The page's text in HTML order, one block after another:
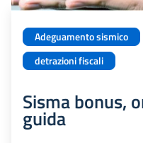
Adeguamento sismico
detrazioni fiscali
Sisma bonus,
guida